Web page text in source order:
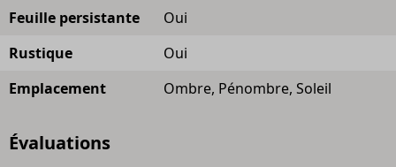
Feuille persistante
Oui
Rustique
Oui
Emplacement
Ombre, Pénombre, Soleil
Évaluations